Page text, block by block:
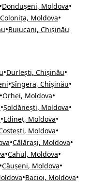
•Dondușeni, Moldova•
Colonița, Moldova•
•Buiucani, Chișinău
•Durlești, Chișinău•
•Sîngera, Chișinău•
•Orhei, Moldova•
•Șoldănești, Moldova•
•Edineț, Moldova•
Moldova•
•Călărași, Moldova•
•Cahul, Moldova•
•Căușeni, Moldova•
•Bacioi, Moldova•